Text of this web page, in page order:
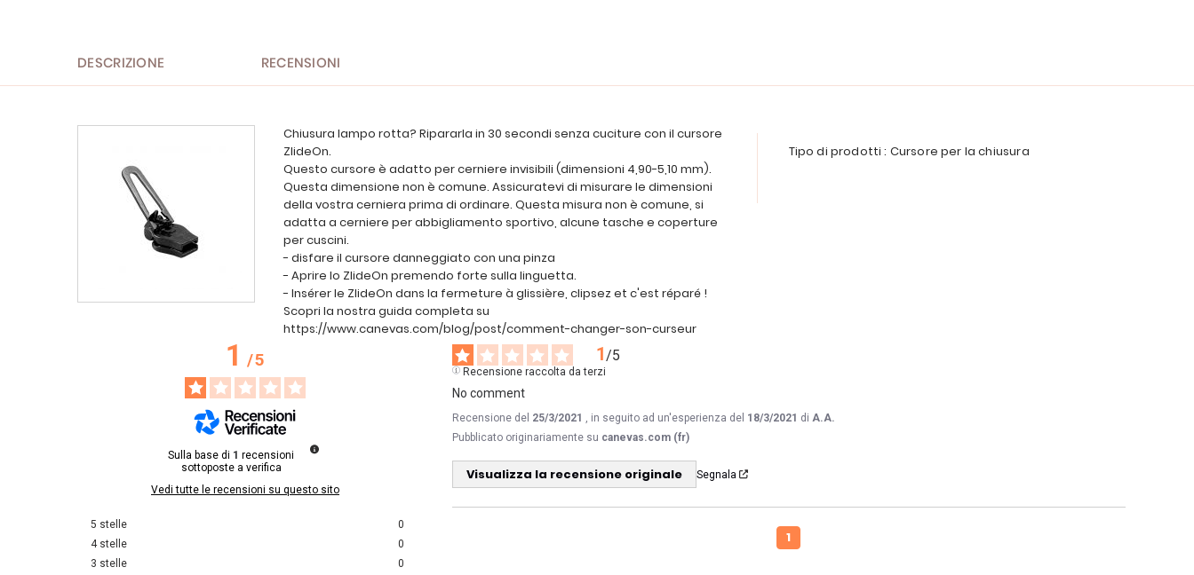
DESCRIZIONE RECENSIONI
Chiusura lampo rotta? Ripararla in 30 secondi senza cuciture con il cursore
ZlideOn.
Questo cursore è adatto per cerniere invisibili (dimensioni 4,90-5,10 mm).
Questa dimensione non è comune. Assicuratevi di misurare le dimensioni
della vostra cerniera prima di ordinare. Questa misura non è comune, si
adatta a cerniere per abbigliamento sportivo, alcune tasche e coperture
per cuscini.
- disfare il cursore danneggiato con una pinza
- Aprire lo ZlideOn premendo forte sulla linguetta.
- Insérer le ZlideOn dans la fermeture à glissière, clipsez et c'est réparé !
Scopri la nostra guida completa su
https://www.canevas.com/blog/post/comment-changer-son-curseur
Tipo di prodotti : Cursore per la chiusura
1/5
Sulla base di 1 recensioni
sottoposte a verifica
Vedi tutte le recensioni su questo sito
5 stelle
0
4 stelle
0
3 stelle
0
1/5
Recensione raccolta da terzi
No comment
Recensione del 25/3/2021 , in seguito ad un'esperienza del 18/3/2021 di A.A.
Pubblicato originariamente su canevas.com (fr)
Visualizza la recensione originale Segnala
1